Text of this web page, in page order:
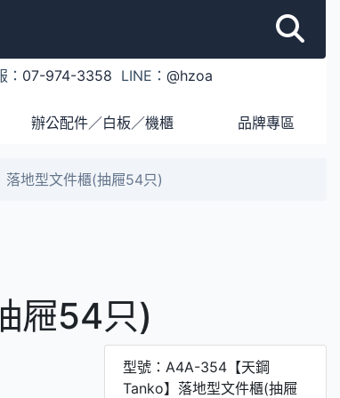
： 07-974-3358 LINE：@hzoa
辦公配件／白板／機櫃 品牌專區
地型文件櫃(抽屜54只)
屜54只)
型號：A4A-354【天鋼
Tanko】落地型文件櫃(抽屜